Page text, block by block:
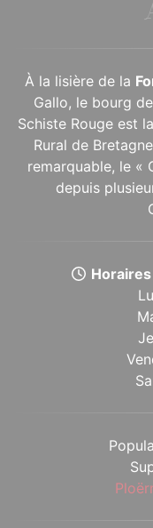
À la lisière de la
Gallo, le bourg de
Schiste Rouge est
Rural de
remarquable, le «
depuis